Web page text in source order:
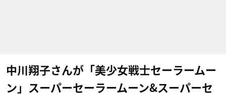
中川翔子さんが「美少女戦士セーラームー
ン」スーパーセーラームーン&スーパーセ